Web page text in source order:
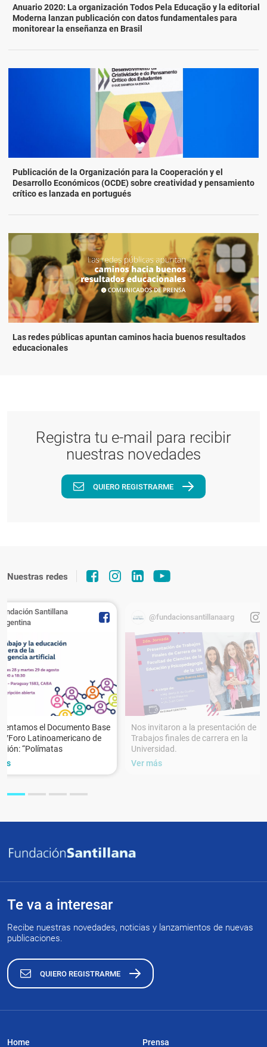
Anuario 2020: La organización Todos Pela Educação y la editorial
Moderna lanzan publicación con datos fundamentales para
monitorear la enseñanza en Brasil
Publicación de la Organización para la Cooperación y el
Desarrollo Económicos (OCDE) sobre creatividad y pensamiento
crítico es lanzada en portugués
Las redes públicas apuntan caminos hacia buenos resultados
educacionales
Registra tu e-mail para recibir
nuestras novedades
QUIERO REGISTRARME
Nuestras redes
Santillana
el Documento Base
Latinoamericano de
“Polímatas
@fundacionsantillanaarg
Nos invitaron a la presentación de
Trabajos finales de carrera en la
Universidad.
Ver más
Te va a interesar
Recibe nuestras novedades, noticias y lanzamientos de nuevas
publicaciones.
QUIERO REGISTRARME
Home Prensa